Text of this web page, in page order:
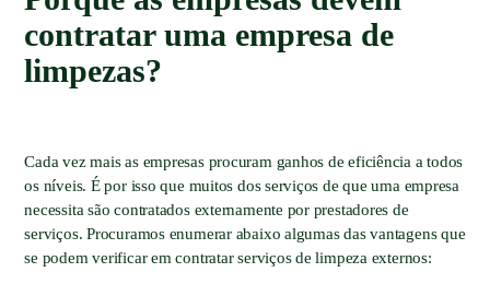
contratar uma empresa de
limpezas?
Cada vez mais as empresas procuram ganhos de eficiência a todos
os níveis. É por isso que muitos dos serviços de que uma empresa
necessita são contratados externamente por prestadores de
serviços. Procuramos enumerar abaixo algumas das vantagens que
se podem verificar em contratar serviços de limpeza externos: